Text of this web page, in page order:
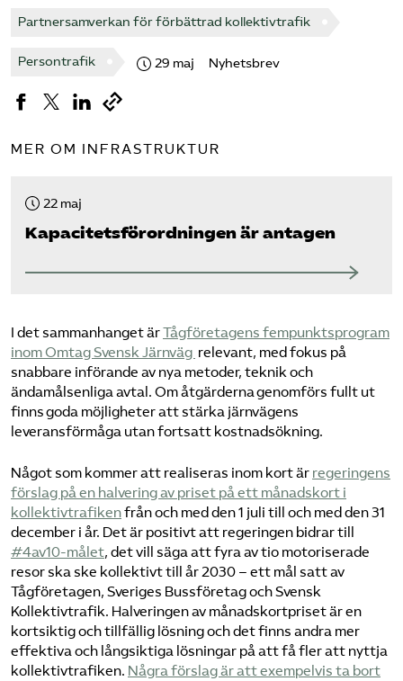
Partnersamverkan för förbättrad kollektivtrafik
Persontrafik 29 maj Nyhetsbrev
MER OM INFRASTRUKTUR
22 maj
Kapacitets­förordningen är antagen
I det sammanhanget är​Tågföretagens fempunktsprogram
inom Omtag Svensk Järnväg ​ relevant, med fokus på
snabbare införande av nya metoder, teknik och
ändamålsenliga avtal. Om åtgärderna genomförs fullt ut
finns goda möjligheter att stärka järnvägens
leveransförmåga utan fortsatt kostnadsökning.
Något som kommer att realiseras inom kort är ​regeringens
förslag på en halvering av priset på ett månadskort i
kollektivtrafiken​från och med den 1 juli till och med den 31
december i år. Det är positivt att regeringen bidrar till
#4av10-målet​, det vill säga att fyra av tio motoriserade
resor ska ske kollektivt till år 2030 – ett mål satt av
Tågföretagen, Sveriges Bussföretag och Svensk
Kollektivtrafik. Halveringen av månadskortpriset är en
kortsiktig och tillfällig lösning och det finns andra mer
effektiva och långsiktiga lösningar på att få fler att nyttja
kollektivtrafiken. ​Några förslag är att exempelvis ta bort